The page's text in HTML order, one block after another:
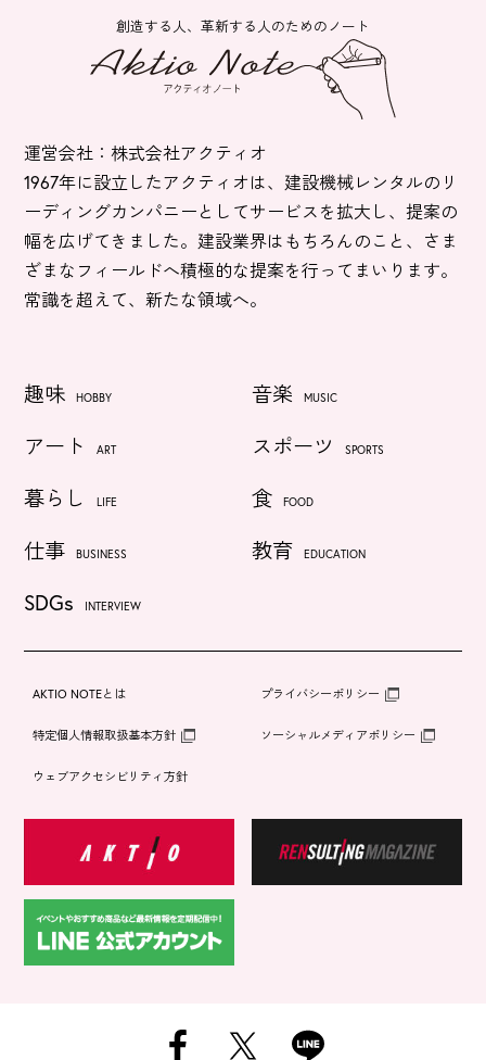
創造する人、革新する人のためのノート
運営会社：株式会社アクティオ
1967年に設立したアクティオは、建設機械レンタルのリ
ーディングカンパニーとしてサービスを拡大し、提案の
幅を広げてきました。建設業界はもちろんのこと、さま
ざまなフィールドへ積極的な提案を行ってまいります。
常識を超えて、新たな領域へ。
趣味 HOBBY 音楽 MUSIC
アート ART スポーツ SPORTS
暮らし LIFE 食 FOOD
仕事 BUSINESS 教育 EDUCATION
SDGs INTERVIEW
AKTIO NOTEとは プライバシーポリシー
特定個人情報取扱基本方針 ソーシャルメディアポリシー
ウェブアクセシビリティ方針